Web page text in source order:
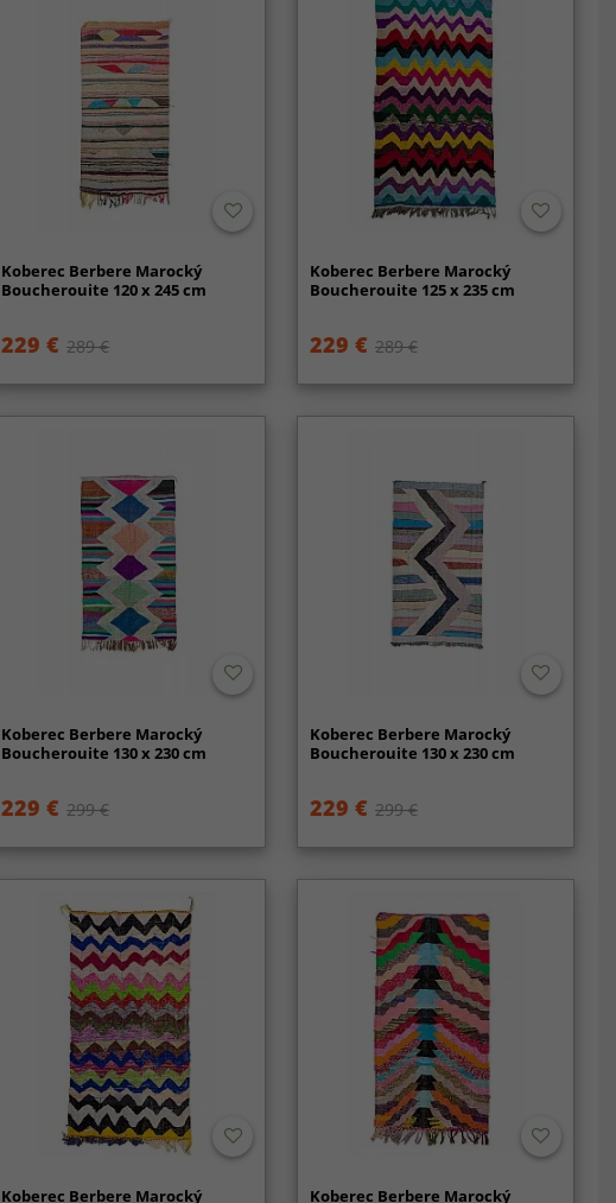
Koberec Berbere Marocký
Boucherouite 120 x 245 cm
229 € 289 €
Koberec Berbere Marocký
Boucherouite 125 x 235 cm
229 € 289 €
Koberec Berbere Marocký
Boucherouite 130 x 230 cm
229 € 299 €
Koberec Berbere Marocký
Boucherouite 130 x 230 cm
229 € 299 €
Koberec Berbere Marocký Koberec Berbere Marocký